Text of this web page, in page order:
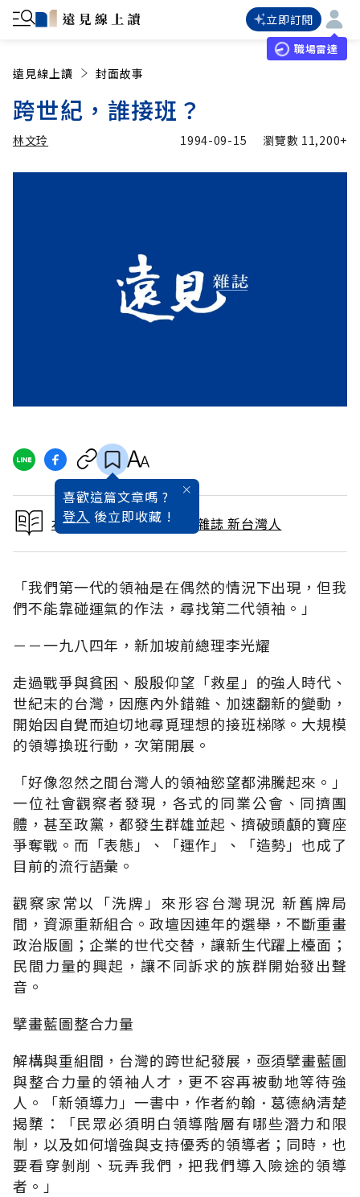
立即訂閱
職場雷達
遠見線上讀 封面故事
跨世紀，誰接班？
林文玲 1994-09-15 瀏覽數 11,200+
喜歡這篇文章嗎 ?
登入 後立即收藏 !
本文出自 1994 / 10月號雜誌 新台灣人
「我們第一代的領袖是在偶然的情況下出現，但我
們不能靠碰運氣的作法，尋找第二代領袖。」
－－一九八四年，新加坡前總理李光耀
走過戰爭與貧困、殷殷仰望「救星」的強人時代、
世紀末的台灣，因應內外錯雜、加速翻新的變動，
開始因自覺而迫切地尋覓理想的接班梯隊。大規模
的領導換班行動，次第開展。
「好像忽然之間台灣人的領袖慾望都沸騰起來。」
一位社會觀察者發現，各式的同業公會、同擠團
體，甚至政黨，都發生群雄並起、擠破頭顱的寶座
爭奪戰。而「表態」、「運作」、「造勢」也成了
目前的流行語彙。
觀察家常以「洗牌」來形容台灣現況 新舊牌局
間，資源重新組合。政壇因連年的選舉，不斷重畫
政治版圖；企業的世代交替，讓新生代躍上檯面；
民間力量的興起，讓不同訴求的族群開始發出聲
音。
擘畫藍圖整合力量
解構與重組間，台灣的跨世紀發展，亟須擘畫藍圖
與整合力量的領袖人才，更不容再被動地等待強
人。「新領導力」一書中，作者約翰．葛德納清楚
揭櫫：「民眾必須明白領導階層有哪些潛力和限
制，以及如何增強與支持優秀的領導者；同時，也
要看穿剝削、玩弄我們，把我們導入險途的領導
者。」